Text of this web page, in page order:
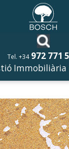
Tel. +34 972 771
Immobiliària